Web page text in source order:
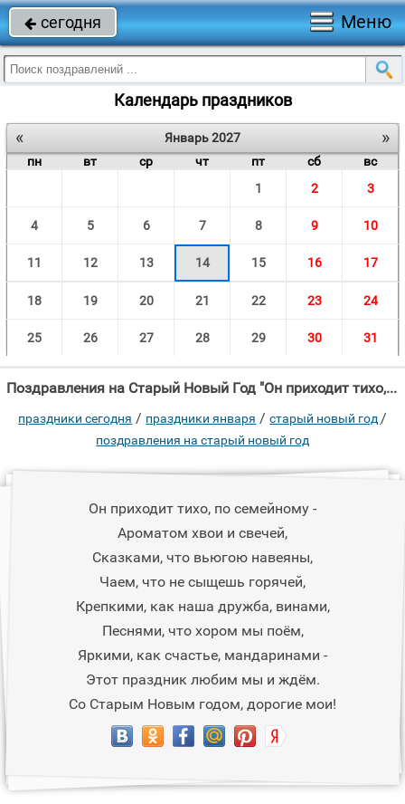
 сегодня Меню
Календарь праздников
« »
Январь 2027
пн
вт ср чт пт сб
вс
1
2 3
4 5 6 7 8 9 10
11 12 13 14 15 16 17
18 19 20 21 22 23 24
25 26 27 28 29 30 31
Поздравления на Старый Новый Год "Он приходит тихо, по семейному - Ароматом хвои и свечей, Сказками, что вьюгою"
праздники сегодня / праздники января /старый новый год /
поздравления на старый новый год
Он приходит тихо, по семейному -
Ароматом хвои и свечей,
Сказками, что вьюгою навеяны,
Чаем, что не сыщешь горячей,
Крепкими, как наша дружба, винами,
Песнями, что хором мы поём,
Яркими, как счастье, мандаринами -
Этот праздник любим мы и ждём.
Со Старым Новым годом, дорогие мои!